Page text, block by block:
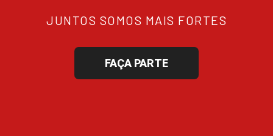
JUNTOS SOMOS MAIS FORTES
FAÇA PARTE